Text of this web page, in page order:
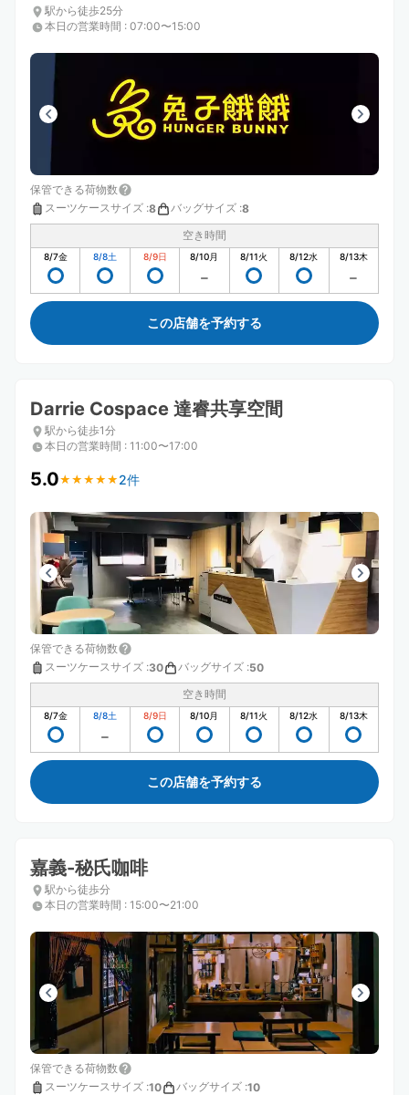
駅から徒歩25分
本日の営業時間 : 07:00〜15:00
保管できる荷物数
スーツケースサイズ :8 バッグサイズ :8
空き時間
8/7金 8/8土 8/9日 8/10月 8/11火 8/12水 8/13木
この店舗を予約する
Darrie Cospace 達睿共享空間
駅から徒歩1分
本日の営業時間 : 11:00〜17:00
5.0★ ★ ★ ★ ★
★ ★ ★ ★ ★ 2件
保管できる荷物数
スーツケースサイズ :30 バッグサイズ :50
空き時間
8/7金 8/8土 8/9日 8/10月 8/11火 8/12水 8/13木
この店舗を予約する
嘉義-秘氏咖啡
駅から徒歩分
本日の営業時間 : 15:00〜21:00
保管できる荷物数
スーツケースサイズ :10 バッグサイズ :10